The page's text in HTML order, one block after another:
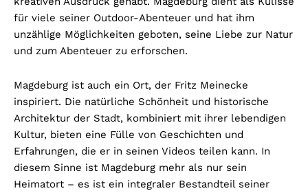
für viele seiner Outdoor-Abenteuer und hat ihm
unzählige Möglichkeiten geboten, seine Liebe zur Natur
und zum Abenteuer zu erforschen.
Magdeburg ist auch ein Ort, der Fritz Meinecke
inspiriert. Die natürliche Schönheit und historische
Architektur der Stadt, kombiniert mit ihrer lebendigen
Kultur, bieten eine Fülle von Geschichten und
Erfahrungen, die er in seinen Videos teilen kann. In
diesem Sinne ist Magdeburg mehr als nur sein
Heimatort – es ist ein integraler Bestandteil seiner